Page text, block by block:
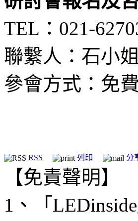
TEL：021-
聯繫人：石小姐
參會方式：免
RSS 列印 分
【免責聲明】
1、「